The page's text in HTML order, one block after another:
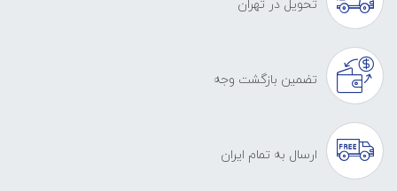
تحویل در تهران
تضمین بازگشت وجه
ارسال به تمام ایران